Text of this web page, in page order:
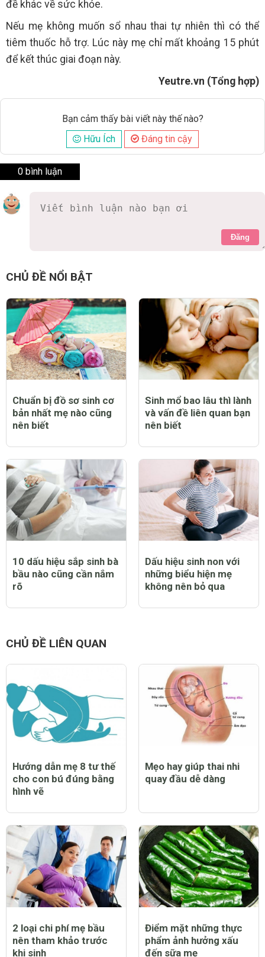
đề khác về sức khỏe.
Nếu mẹ không muốn sổ nhau thai tự nhiên thì có thể
tiêm thuốc hỗ trợ. Lúc này mẹ chỉ mất khoảng 15 phút
để kết thúc giai đoạn này.
Yeutre.vn (Tổng hợp)
Bạn cảm thấy bài viết này thế nào?
Hữu Ích
Đáng tin cậy
0 bình luận
Đăng
CHỦ ĐỀ NỔI BẬT
Chuẩn bị đồ sơ sinh cơ
bản nhất mẹ nào cũng
nên biết
Sinh mổ bao lâu thì lành
và vấn đề liên quan bạn
nên biết
10 dấu hiệu sắp sinh bà
bầu nào cũng cần nắm
rõ
Dấu hiệu sinh non với
những biểu hiện mẹ
không nên bỏ qua
CHỦ ĐỀ LIÊN QUAN
Hướng dẫn mẹ 8 tư thế
cho con bú đúng bằng
hình vẽ
Mẹo hay giúp thai nhi
quay đầu dễ dàng
2 loại chi phí mẹ bầu
nên tham khảo trước
khi sinh
Điểm mặt những thực
phẩm ảnh hưởng xấu
đến sữa mẹ